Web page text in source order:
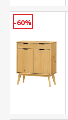
-60%